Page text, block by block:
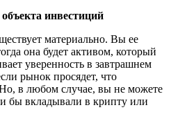
инвестиций
материально. Вы ее
она будет активом, который
уверенность в завтрашнем
рынок просядет, что
в любом случае, вы не можете
бы вкладывали в крипту или